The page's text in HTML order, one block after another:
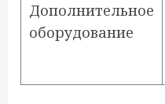
Дополнительное
оборудование